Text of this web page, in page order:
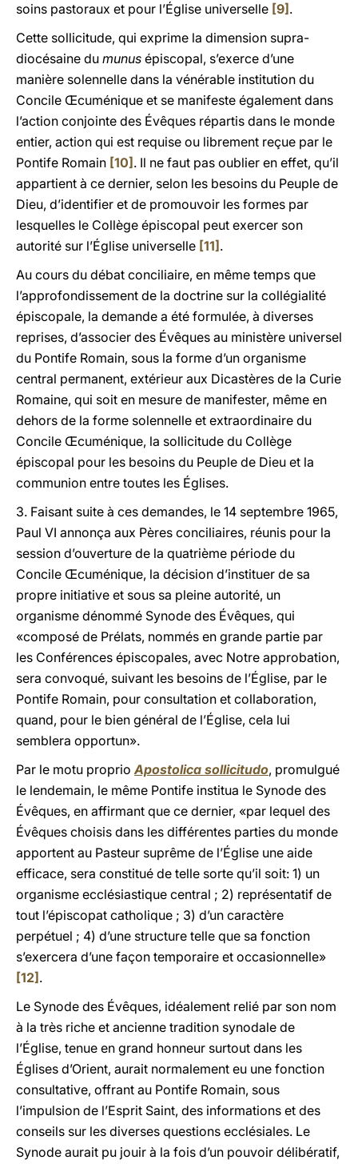
soins pastoraux et pour l’Église universelle [9] .
Cette sollicitude, qui exprime la dimension supra-
diocésaine du munus épiscopal, s’exerce d’une
manière solennelle dans la vénérable institution du
Concile Œcuménique et se manifeste également dans
l’action conjointe des Évêques répartis dans le monde
entier, action qui est requise ou librement reçue par le
Pontife Romain [10] . Il ne faut pas oublier en effet, qu’il
appartient à ce dernier, selon les besoins du Peuple de
Dieu, d’identifier et de promouvoir les formes par
lesquelles le Collège épiscopal peut exercer son
autorité sur l’Église universelle [11] .
Au cours du débat conciliaire, en même temps que
l’approfondissement de la doctrine sur la collégialité
épiscopale, la demande a été formulée, à diverses
reprises, d’associer des Évêques au ministère universel
du Pontife Romain, sous la forme d’un organisme
central permanent, extérieur aux Dicastères de la Curie
Romaine, qui soit en mesure de manifester, même en
dehors de la forme solennelle et extraordinaire du
Concile Œcuménique, la sollicitude du Collège
épiscopal pour les besoins du Peuple de Dieu et la
communion entre toutes les Églises.
3. Faisant suite à ces demandes, le 14 septembre 1965,
Paul VI annonça aux Pères conciliaires, réunis pour la
session d’ouverture de la quatrième période du
Concile Œcuménique, la décision d’instituer de sa
propre initiative et sous sa pleine autorité, un
organisme dénommé Synode des Évêques, qui
«composé de Prélats, nommés en grande partie par
les Conférences épiscopales, avec Notre approbation,
sera convoqué, suivant les besoins de l’Église, par le
Pontife Romain, pour consultation et collaboration,
quand, pour le bien général de l’Église, cela lui
semblera opportun».
Par le motu proprioApostolica sollicitudo, promulgué
le lendemain, le même Pontife institua le Synode des
Évêques, en affirmant que ce dernier, «par lequel des
Évêques choisis dans les différentes parties du monde
apportent au Pasteur suprême de l’Église une aide
efficace, sera constitué de telle sorte qu’il soit: 1) un
organisme ecclésiastique central ; 2) représentatif de
tout l’épiscopat catholique ; 3) d’un caractère
perpétuel ; 4) d’une structure telle que sa fonction
s’exercera d’une façon temporaire et occasionnelle»
[12] .
Le Synode des Évêques, idéalement relié par son nom
à la très riche et ancienne tradition synodale de
l’Église, tenue en grand honneur surtout dans les
Églises d’Orient, aurait normalement eu une fonction
consultative, offrant au Pontife Romain, sous
l’impulsion de l’Esprit Saint, des informations et des
conseils sur les diverses questions ecclésiales. Le
Synode aurait pu jouir à la fois d’un pouvoir délibératif,